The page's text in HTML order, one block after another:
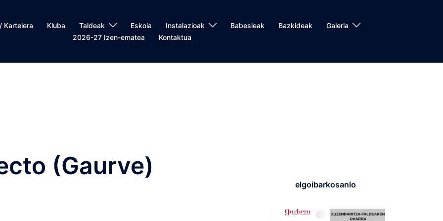
Kartelera Kluba Taldeak Eskola Instalazioak Babesleak Bazkideak
Galeria
2026-27 Izen-ematea
Kontaktua
(Gaurve)
elgoibarkosanlo